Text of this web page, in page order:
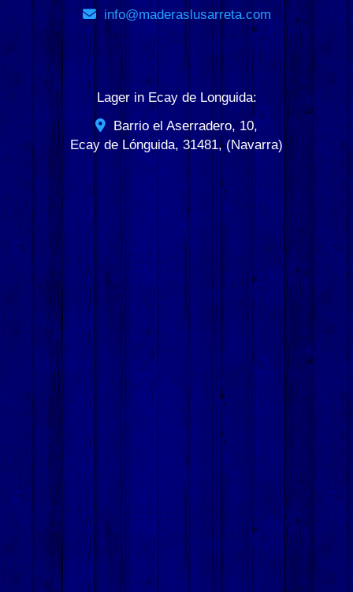
info
maderaslusarreta.com
Lager in Ecay de Longuida:
Barrio el Aserradero, 10,
Ecay de Lónguida, 31481,(Navarra)